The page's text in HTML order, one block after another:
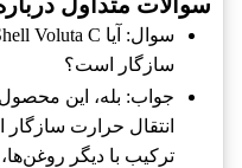
سازگار است؟
جواب: بله، این
انتقال حرارت
ترکیب با دیگر